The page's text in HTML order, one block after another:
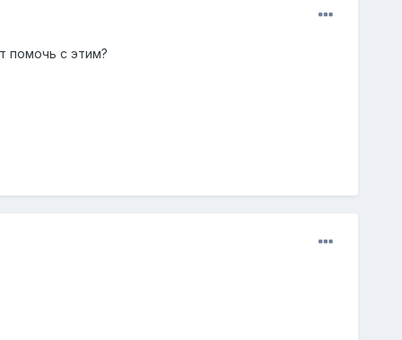
помочь с этим?